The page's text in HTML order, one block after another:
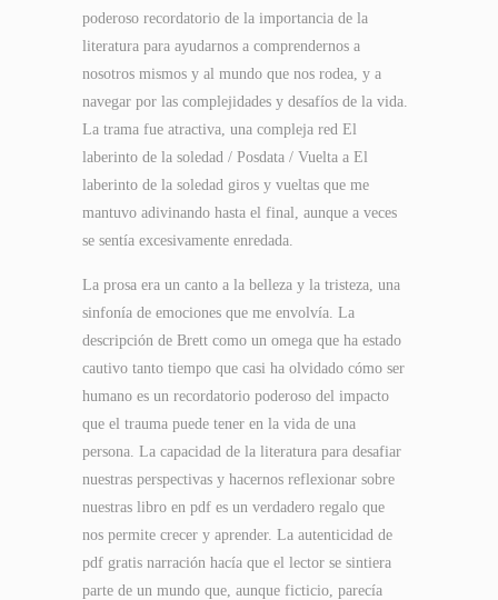
poderoso recordatorio de la importancia de la
literatura para ayudarnos a comprendernos a
nosotros mismos y al mundo que nos rodea, y a
navegar por las complejidades y desafíos de la vida.
La trama fue atractiva, una compleja red El
laberinto de la soledad / Posdata / Vuelta a El
laberinto de la soledad giros y vueltas que me
mantuvo adivinando hasta el final, aunque a veces
se sentía excesivamente enredada.
La prosa era un canto a la belleza y la tristeza, una
sinfonía de emociones que me envolvía. La
descripción de Brett como un omega que ha estado
cautivo tanto tiempo que casi ha olvidado cómo ser
humano es un recordatorio poderoso del impacto
que el trauma puede tener en la vida de una
persona. La capacidad de la literatura para desafiar
nuestras perspectivas y hacernos reflexionar sobre
nuestras libro en pdf es un verdadero regalo que
nos permite crecer y aprender. La autenticidad de
pdf gratis narración hacía que el lector se sintiera
parte de un mundo que, aunque ficticio, parecía